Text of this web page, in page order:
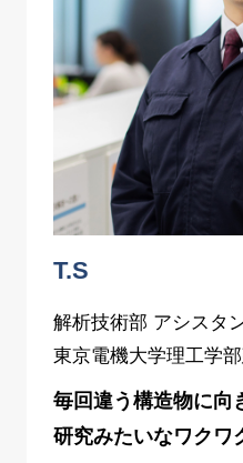
T.S
解析技術部 アシスタ
東京電機大学理工学
毎回違う構造物に向
研究みたいなワクワ